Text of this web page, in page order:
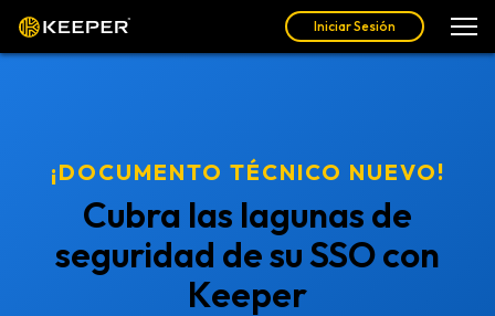
Iniciar Sesión
¡DOCUMENTO TÉCNICO NUEVO!
Cubra las lagunas de
seguridad de su SSO con
Keeper